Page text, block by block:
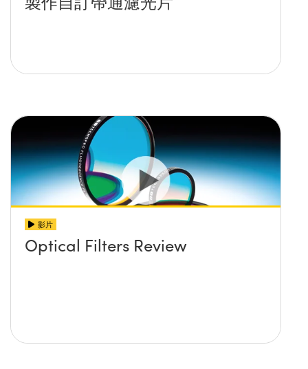
影片
Optical Filters Review